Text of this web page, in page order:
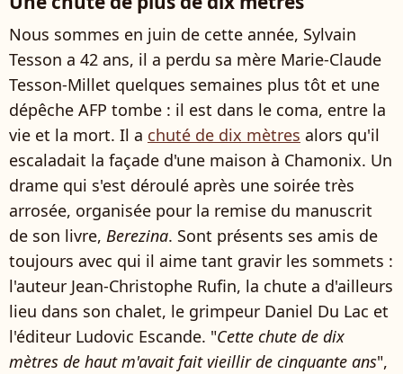
Nous sommes en juin de cette année, Sylvain
Tesson a 42 ans, il a perdu sa mère Marie-Claude
Tesson-Millet quelques semaines plus tôt et une
dépêche AFP tombe : il est dans le coma, entre la
vie et la mort. Il a chuté de dix mètres alors qu'il
escaladait la façade d'une maison à Chamonix. Un
drame qui s'est déroulé après une soirée très
arrosée, organisée pour la remise du manuscrit
de son livre, Berezina. Sont présents ses amis de
toujours avec qui il aime tant gravir les sommets :
l'auteur Jean-Christophe Rufin, la chute a d'ailleurs
lieu dans son chalet, le grimpeur Daniel Du Lac et
l'éditeur Ludovic Escande. "Cette chute de dix
mètres de haut m'avait fait vieillir de cinquante ans",